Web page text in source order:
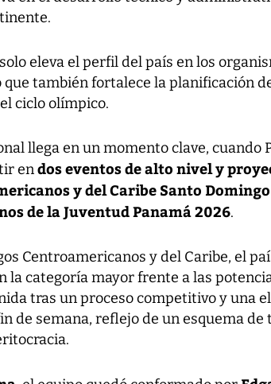
eleva el perfil del país en los
también fortalece la planificación
ciclo olímpico.
llega en un momento clave, cuando
endos eventos de alto nivel y
y del Caribe Santo
de la Juventud Panamá 2026.
Centroamericanos y del Caribe, el
la categoría mayor frente a las
tras un proceso competitivo y una
de semana, reflejo de un esquema de